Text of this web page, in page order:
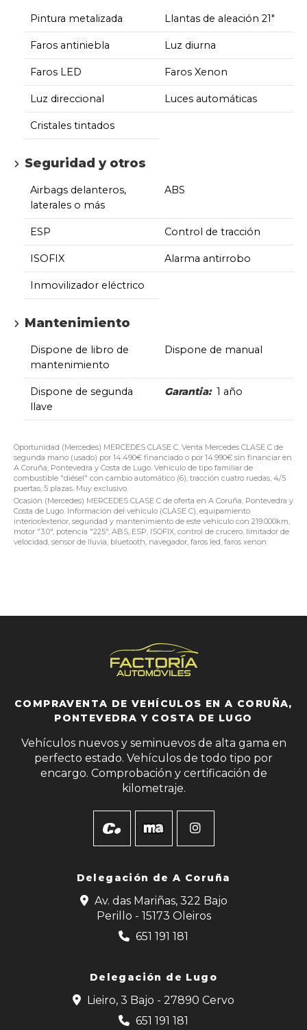
Pintura metalizada Llantas de aleación 21"
Faros antiniebla Luz diurna
Faros LED Faros Xenon
Luz direccional Luces automáticas
Cristales tintados
Seguridad y otros
Airbags delanteros,
laterales o más
ABS
ESP Control de tracción
ISOFIX Alarma antirrobo
Inmovilizador eléctrico
Mantenimiento
Dispone de libro de
mantenimiento
Dispone de manual
Dispone de segunda
llave
Garantia: 1 año
Oportunidad (Mercedes) MERCEDES CLASE C. Venta Mercedes CLASE C de
segunda mano (usado) por 14.490€ financiado o por 14.990€ sin financiar en
A Coruña, Pontevedra y Costa de Lugo. Vehículo de tipo familiar de
combustible "diésel" con cambio automático (6), tracción cuatro ruedas, 4/5
puertas, 5 plazas. Muy exclusivo.
Ocasión (Mercedes) MERCEDES CLASE C de oferta en A Coruña, Pontevedra y
Costa de Lugo. Información del vehículo (CLASE C), equipamiento
interior/exterior, seguridad y mantenimiento de este vehículo con 219.000km,
motor "3.0", potencia "225", ABS, ESP, ISOFIX, control de crucero, limitador de
velocidad, sensor de lluvia, bluetooth, navegador, faros led, faros xenon.
COMPRAVENTA DE VEHÍCULOS EN A CORUÑA,
PONTEVEDRA Y COSTA DE LUGO
Vehículos nuevos y seminuevos de alta gama en
perfecto estado. Vehículos de todo tipo por
encargo. Comprobación y certificación de
kilometraje.
Delegación deA Coruña
Av. das Mariñas, 322 Bajo
Perillo - 15173 Oleiros
651 191 181
Delegación de Lugo
Lieiro, 3 Bajo - 27890 Cervo
651 191 181